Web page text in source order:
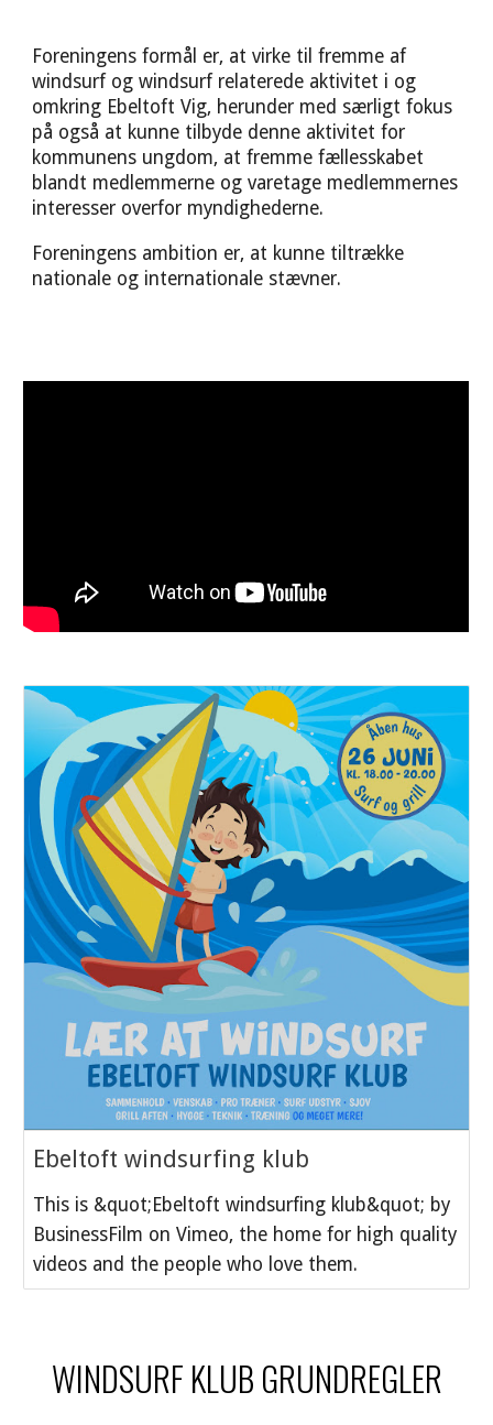
Foreningens formål er, at virke til fremme af
windsurf og windsurf relaterede aktivitet i og
omkring Ebeltoft Vig, herunder med særligt fokus
på også at kunne tilbyde denne aktivitet for
kommunens ungdom, at fremme fællesskabet
blandt medlemmerne og varetage medlemmernes
interesser overfor myndighederne.
Foreningens ambition er, at kunne tiltrække
nationale og internationale stævner.
Ebeltoft windsurfing klub
This is &quot;Ebeltoft windsurfing klub&quot; by
BusinessFilm on Vimeo, the home for high quality
videos and the people who love them.
WINDSURF KLUB GRUNDREGLER